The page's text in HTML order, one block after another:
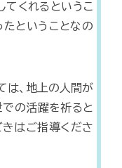
くれるというこ
たということなの
は、地上の人間が
の活躍を祈ると
きはご指導くださ